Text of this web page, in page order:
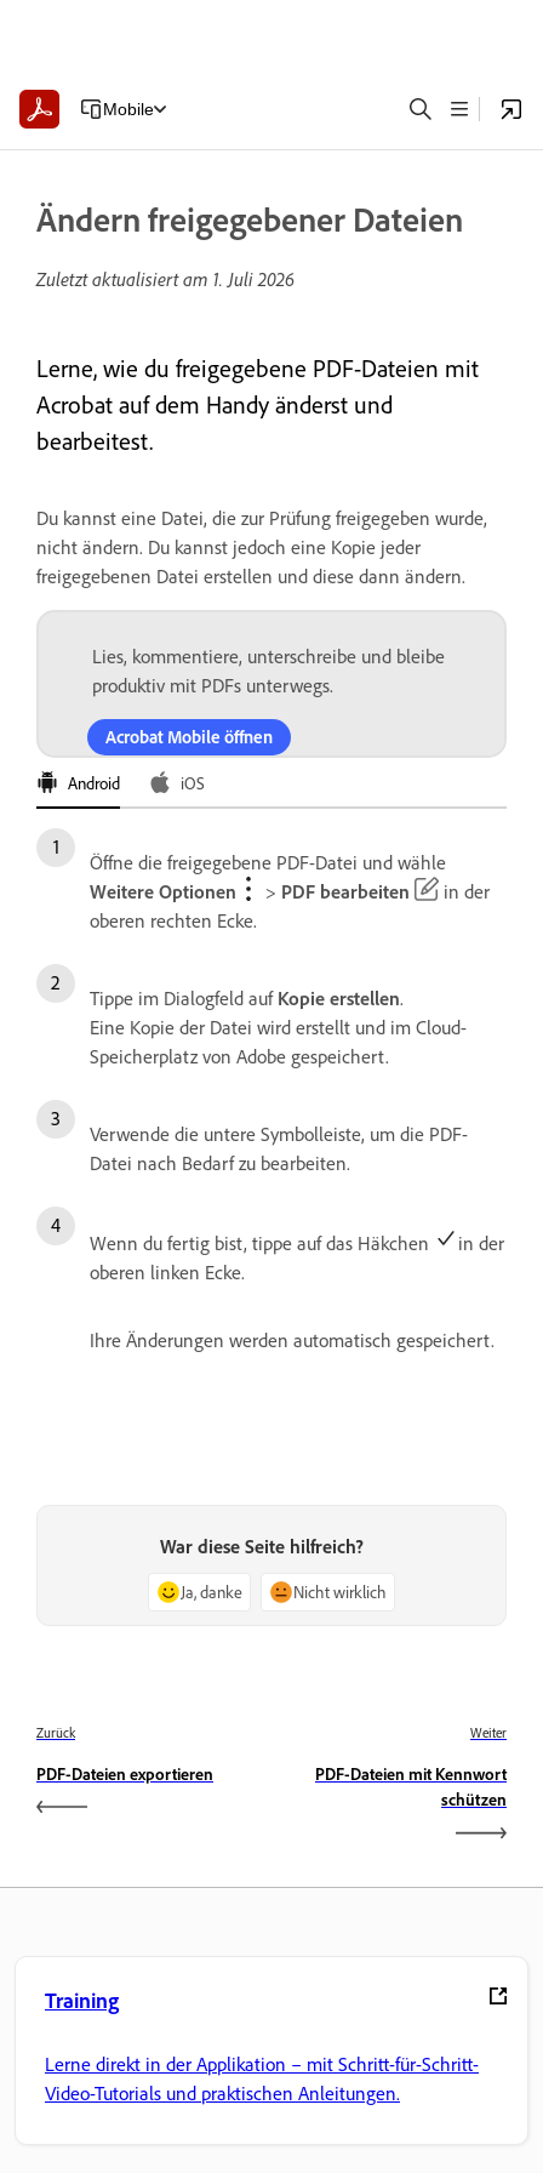
Mobile
Ändern freigegebener Dateien
Zuletzt aktualisiert am 1. Juli 2026
Lerne, wie du freigegebene PDF-Dateien mit
Acrobat auf dem Handy änderst und
bearbeitest.
Du kannst eine Datei, die zur Prüfung freigegeben wurde,
nicht ändern. Du kannst jedoch eine Kopie jeder
freigegebenen Datei erstellen und diese dann ändern.
Lies, kommentiere, unterschreibe und bleibe
produktiv mit PDFs unterwegs.
Acrobat Mobile öffnen
Android iOS
Öffne die freigegebene PDF-Datei und wähle
Weitere Optionen
> PDF bearbeiten
in der
oberen rechten Ecke.
Tippe im Dialogfeld auf Kopie erstellen.
Eine Kopie der Datei wird erstellt und im Cloud-
Speicherplatz von Adobe gespeichert.
Verwende die untere Symbolleiste, um die PDF-
Datei nach Bedarf zu bearbeiten.
Wenn du fertig bist, tippe auf das Häkchen
in der
oberen linken Ecke.
Ihre Änderungen werden automatisch gespeichert.
War diese Seite hilfreich?
Ja, danke Nicht wirklich
Zurück
PDF-Dateien exportieren
Weiter
PDF-Dateien mit Kennwort
schützen
Training
Lerne direkt in der Applikation – mit Schritt-für-Schritt-
Video-Tutorials und praktischen Anleitungen.